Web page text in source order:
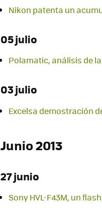
Nikon patenta un
05 julio
Polamatic, análisis de
03 julio
Excelsa demostración
Junio 2013
27 junio
Sony HVL-F43M, un